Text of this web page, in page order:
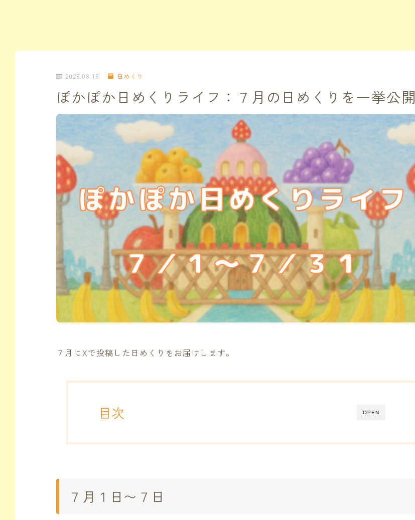
2025.08.15 日めくり
ぽかぽか日めくりライフ：７月の日めくりを一挙公開
７月にXで投稿した日めくりをお届けします。
OPEN
目次
７月１日〜７日